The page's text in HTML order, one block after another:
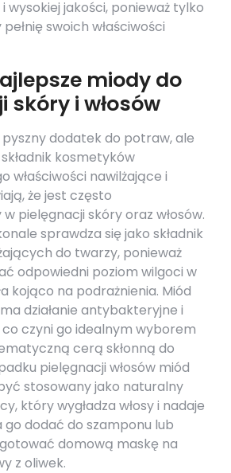
wysokiej jakości, ponieważ tylko
swoich właściwości
miody do
skóry i włosów
dodatek do potraw, ale
kosmetyków
właściwości nawilżające i
że jest często
pielęgnacji skóry oraz włosów.
sprawdza się jako składnik
do twarzy, ponieważ
odpowiedni poziom wilgoci w
kojąco na podrażnienia. Miód
działanie antybakteryjne i
czyni go idealnym wyborem
cerą skłonną do
pielęgnacji włosów miód
stosowany jako naturalny
który wygładza włosy i nadaje
go dodać do szamponu lub
domową maskę na
z oliwek.